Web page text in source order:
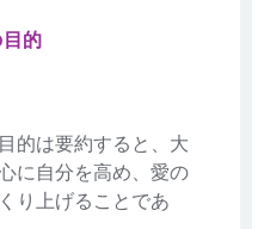
的
的は要約すると、大
に自分を高め、愛の
り上げることであ